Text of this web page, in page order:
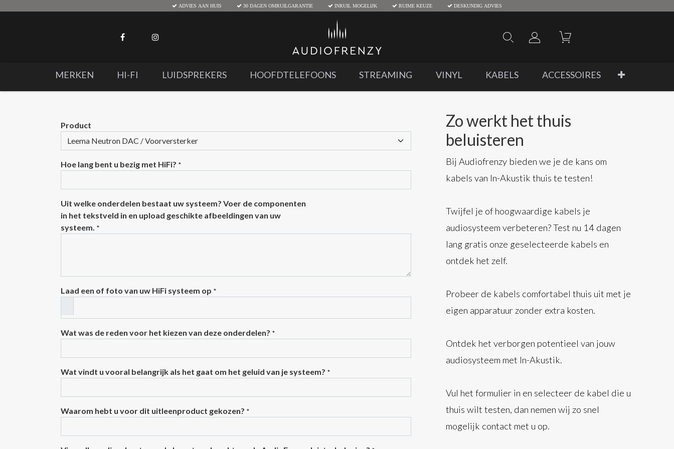
ADVIES AAN HUIS 30 DAGEN OMRUILGARANTIE INRUIL MOGELIJK RUIME KEUZE DESKUNDIG ADVIES
MERKEN HI-FI LUIDSPREKERS HOOFDTELEFOONS STREAMING VINYL KABELS ACCESSOIRES
Product
Hoe lang bent u bezig met HiFi? *
Uit welke onderdelen bestaat uw systeem? Voer de componenten
in het tekstveld in en upload geschikte afbeeldingen van uw
systeem. *
Laad een of foto van uw HiFi systeem op *
Wat was de reden voor het kiezen van deze onderdelen? *
Wat vindt u vooral belangrijk als het gaat om het geluid van je systeem? *
Waarom hebt u voor dit uitleenproduct gekozen? *
Zo werkt het thuis
beluisteren
Bij Audiofrenzy bieden we je de kans om
kabels van In-Akustik thuis te testen!
Twijfel je of hoogwaardige kabels je
audiosysteem verbeteren? Test nu 14 dagen
lang gratis onze geselecteerde kabels en
ontdek het zelf.
Probeer de kabels comfortabel thuis uit met je
eigen apparatuur zonder extra kosten.
Ontdek het verborgen potentieel van jouw
audiosysteem met In-Akustik.
Vul het formulier in en selecteer de kabel die u
thuis wilt testen, dan nemen wij zo snel
mogelijk contact met u op.